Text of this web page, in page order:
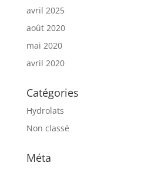
avril 2025
août 2020
mai 2020
avril 2020
Catégories
Hydrolats
Non classé
Méta